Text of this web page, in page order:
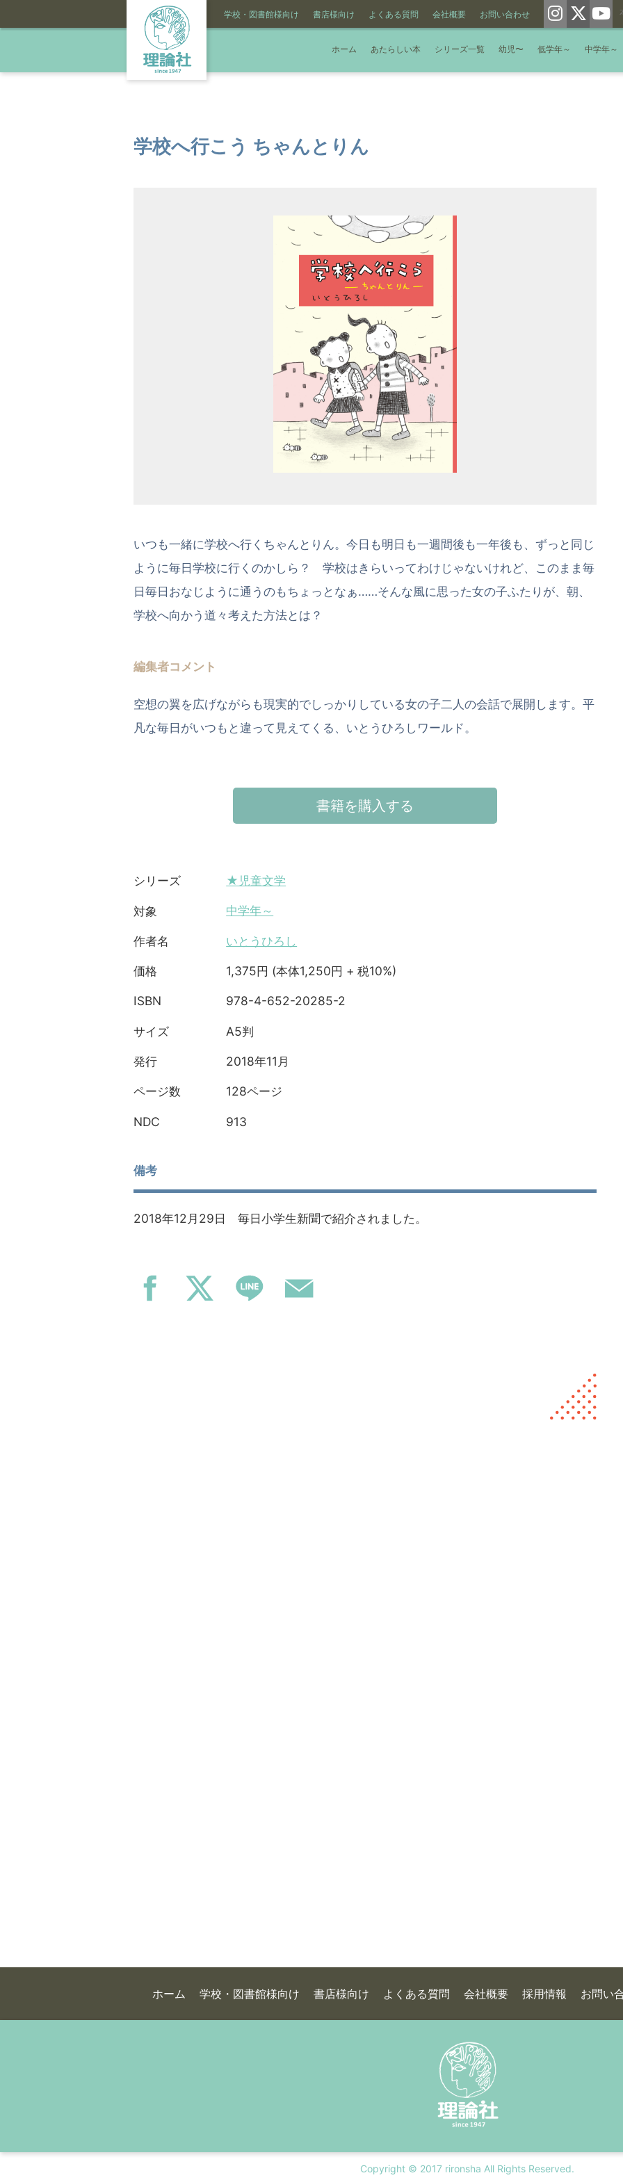
学校・図書館様向け 書店様向け よくある質問 会社概要 お問い合わせ
ホーム あたらしい本 シリーズ一覧 幼児〜 低学年～ 中学年～
学校へ行こう ちゃんとりん
いつも一緒に学校へ行くちゃんとりん。今日も明日も一週間後も一年後も、ずっと同じ
ように毎日学校に行くのかしら？ 学校はきらいってわけじゃないけれど、このまま毎
日毎日おなじように通うのもちょっとなぁ……そんな風に思った女の子ふたりが、朝、
学校へ向かう道々考えた方法とは？
編集者コメント
空想の翼を広げながらも現実的でしっかりしている女の子二人の会話で展開します。平
凡な毎日がいつもと違って見えてくる、いとうひろしワールド。
書籍を購入する
シリーズ ★児童文学
対象 中学年～
作者名 いとうひろし
価格 1,375円 (本体1,250円 + 税10%)
ISBN 978-4-652-20285-2
サイズ A5判
発行 2018年11月
ページ数 128ページ
NDC 913
備考
2018年12月29日 毎日小学生新聞で紹介されました。
ホーム 学校・図書館様向け 書店様向け よくある質問 会社概要 採用情報 お問い
Copyright © 2017 rironsha All Rights Reserved.